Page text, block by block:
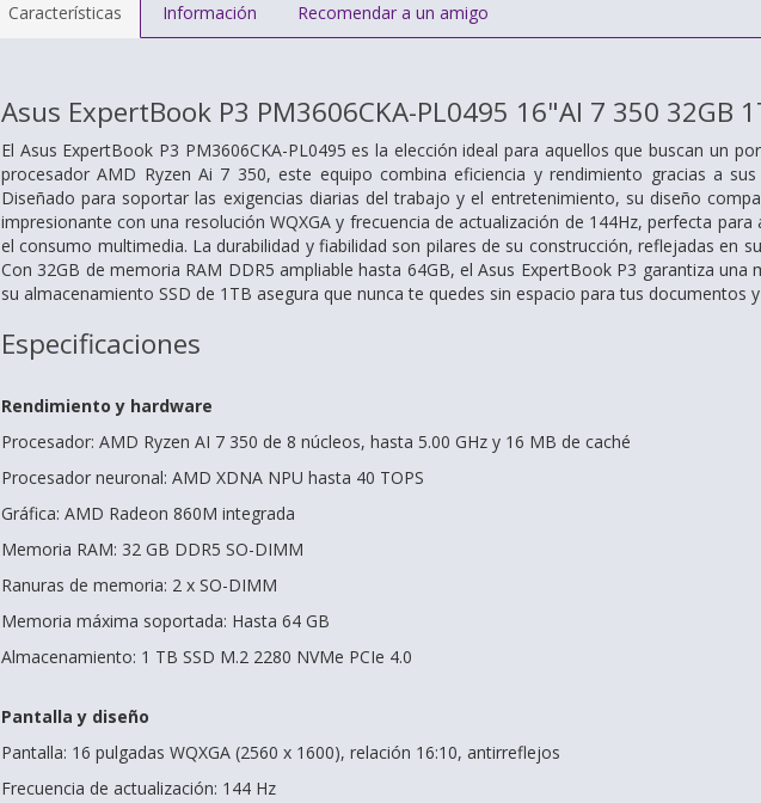
Características Información Recomendar a un amigo
Asus ExpertBook P3 PM3606CKA-PL0495 16"AI 7 350 32GB
El Asus ExpertBook P3 PM3606CKA-PL0495 es la elección ideal para aquellos que buscan un
procesador AMD Ryzen Ai 7 350, este equipo combina eficiencia y rendimiento gracias a
Diseñado para soportar las exigencias diarias del trabajo y el entretenimiento, su diseño
impresionante con una resolución WQXGA y frecuencia de actualización de 144Hz, perfecta
el consumo multimedia. La durabilidad y fiabilidad son pilares de su construcción, reflejadas en
Con 32GB de memoria RAM DDR5 ampliable hasta 64GB, el Asus ExpertBook P3 garantiza
su almacenamiento SSD de 1TB asegura que nunca te quedes sin espacio para tus documentos
Especificaciones
Rendimiento y hardware
Procesador: AMD Ryzen AI 7 350 de 8 núcleos, hasta 5.00 GHz y 16 MB de caché
Procesador neuronal: AMD XDNA NPU hasta 40 TOPS
Gráfica: AMD Radeon 860M integrada
Memoria RAM: 32 GB DDR5 SO-DIMM
Ranuras de memoria: 2 x SO-DIMM
Memoria máxima soportada: Hasta 64 GB
Almacenamiento: 1 TB SSD M.2 2280 NVMe PCIe 4.0
Pantalla y diseño
Pantalla: 16 pulgadas WQXGA (2560 x 1600), relación 16:10, antirreflejos
Frecuencia de actualización: 144 Hz